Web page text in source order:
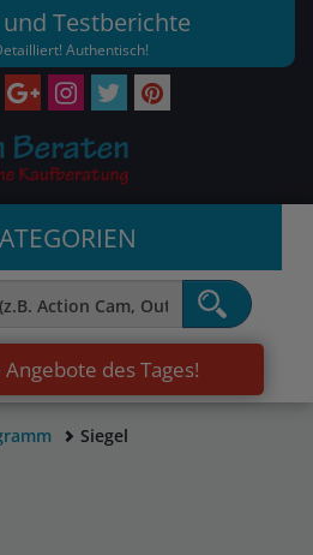
Testberichte
Authentisch!
des Tages!
Siegel